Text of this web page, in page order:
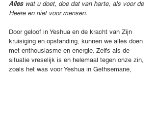
Alles wat u doet, doe dat van harte, als voor de
Heere en niet voor mensen.
Door geloof in Yeshua en de kracht van Zijn
kruisiging en opstanding, kunnen we alles doen
met enthousiasme en energie. Zelfs als de
situatie vreselijk is en helemaal tegen onze zin,
zoals het was voor Yeshua in Gethsemane,